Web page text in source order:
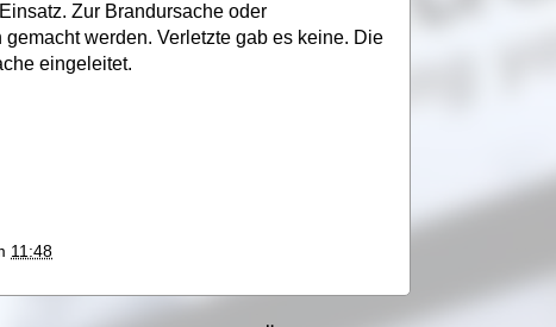
Zur Brandursache oder
werden. Verletzte gab es keine. Die
eingeleitet.
11:48